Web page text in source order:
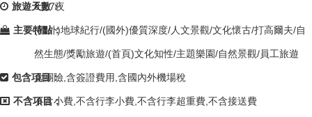
旅遊天數：
8天7夜
主要特點：
(國外)地球紀行/(國外)優質深度/人文景觀/文化懷古/打高爾夫/自
然生態/獎勵旅遊/(首頁)文化知性/主題樂園/自然景觀/員工旅遊
包含項目：
含團險,含簽證費用,含國內外機場稅
不含項目：
不含小費,不含行李小費,不含行李超重費,不含接送費